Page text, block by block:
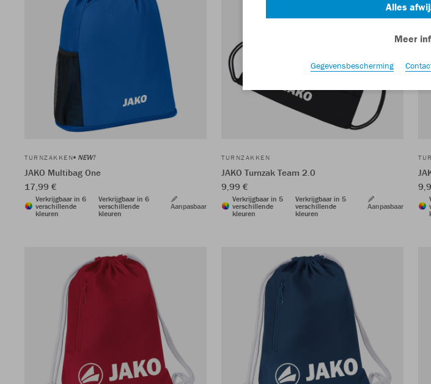
TURNZAKKEN NEW!
JAKO Multibag One
17,99 €
Verkrijgbaar in 6
verschillende
kleuren
Verkrijgbaar in 6
verschillende
kleuren
Aanpasbaar
TURNZAKKEN
JAKO Turnzak Team 2.0
9,99 €
Verkrijgbaar in 5
verschillende
kleuren
Verkrijgbaar in 5
verschillende
kleuren
Aanpasbaar
Alles
Meer
Gegevensbescherming